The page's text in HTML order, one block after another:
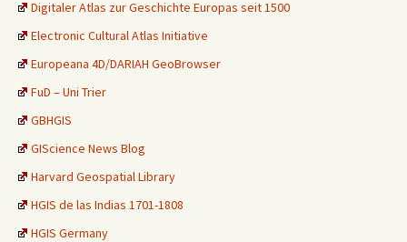
Digitaler Atlas zur Geschichte Europas seit 1500
Electronic Cultural Atlas Initiative
Europeana 4D/DARIAH GeoBrowser
FuD – Uni Trier
GBHGIS
GIScience News Blog
Harvard Geospatial Library
HGIS de las Indias 1701-1808
HGIS Germany